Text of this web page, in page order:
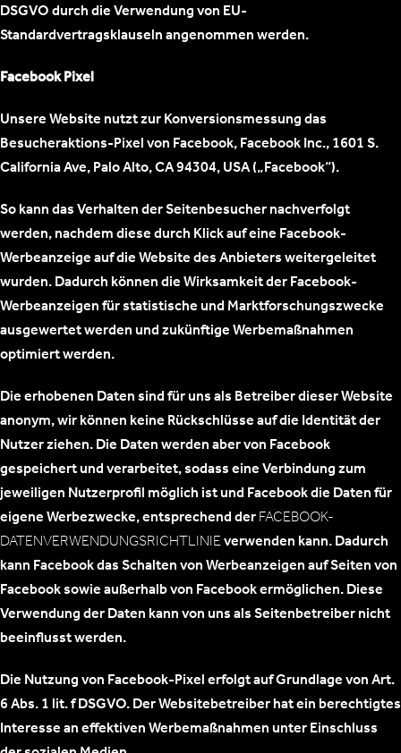
DSGVO durch die Verwendung von EU-
Standardvertragsklauseln angenommen werden.
Facebook Pixel
Unsere Website nutzt zur Konversionsmessung das
Besucheraktions-Pixel von Facebook, Facebook Inc., 1601 S.
California Ave, Palo Alto, CA 94304, USA („Facebook“).
So kann das Verhalten der Seitenbesucher nachverfolgt
werden, nachdem diese durch Klick auf eine Facebook-
Werbeanzeige auf die Website des Anbieters weitergeleitet
wurden. Dadurch können die Wirksamkeit der Facebook-
Werbeanzeigen für statistische und Marktforschungszwecke
ausgewertet werden und zukünftige Werbemaßnahmen
optimiert werden.
Die erhobenen Daten sind für uns als Betreiber dieser Website
anonym, wir können keine Rückschlüsse auf die Identität der
Nutzer ziehen. Die Daten werden aber von Facebook
gespeichert und verarbeitet, sodass eine Verbindung zum
jeweiligen Nutzerprofil möglich ist und Facebook die Daten für
eigene Werbezwecke, entsprechend der FACEBOOK-
DATENVERWENDUNGSRICHTLINIEverwenden kann. Dadurch
kann Facebook das Schalten von Werbeanzeigen auf Seiten von
Facebook sowie außerhalb von Facebook ermöglichen. Diese
Verwendung der Daten kann von uns als Seitenbetreiber nicht
beeinflusst werden.
Die Nutzung von Facebook-Pixel erfolgt auf Grundlage von Art.
6 Abs. 1 lit. f DSGVO. Der Websitebetreiber hat ein berechtigtes
Interesse an effektiven Werbemaßnahmen unter Einschluss